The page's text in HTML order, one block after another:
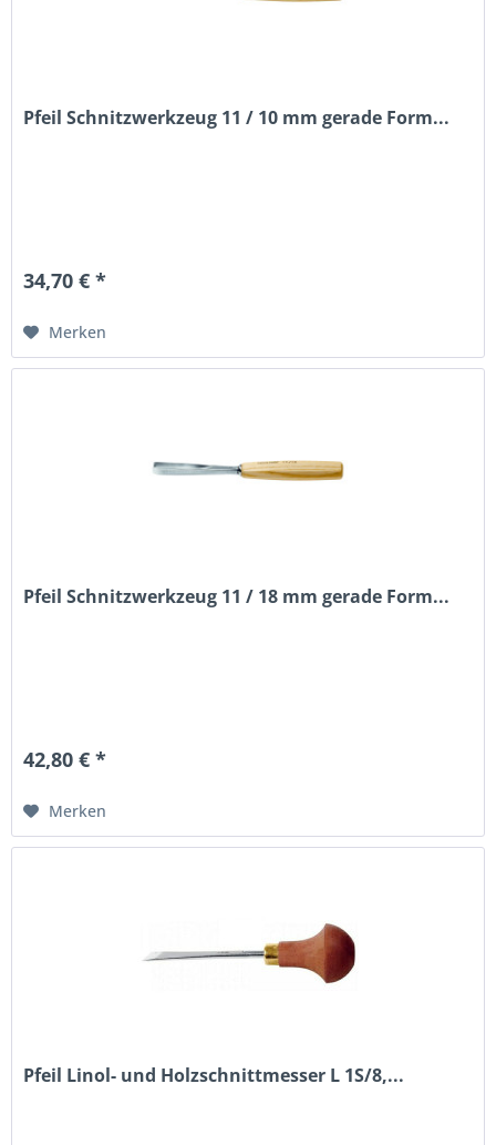
Pfeil Schnitzwerkzeug 11 / 10 mm gerade Form...
34,70 € *
Merken
Pfeil Schnitzwerkzeug 11 / 18 mm gerade Form...
42,80 € *
Merken
Pfeil Linol- und Holzschnittmesser L 1S/8,...